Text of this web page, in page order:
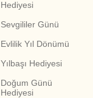
Hediyesi
Sevgililer Günü
Evlilik Yıl Dönümü
Yılbaşı Hediyesi
Doğum Günü
Hediyesi